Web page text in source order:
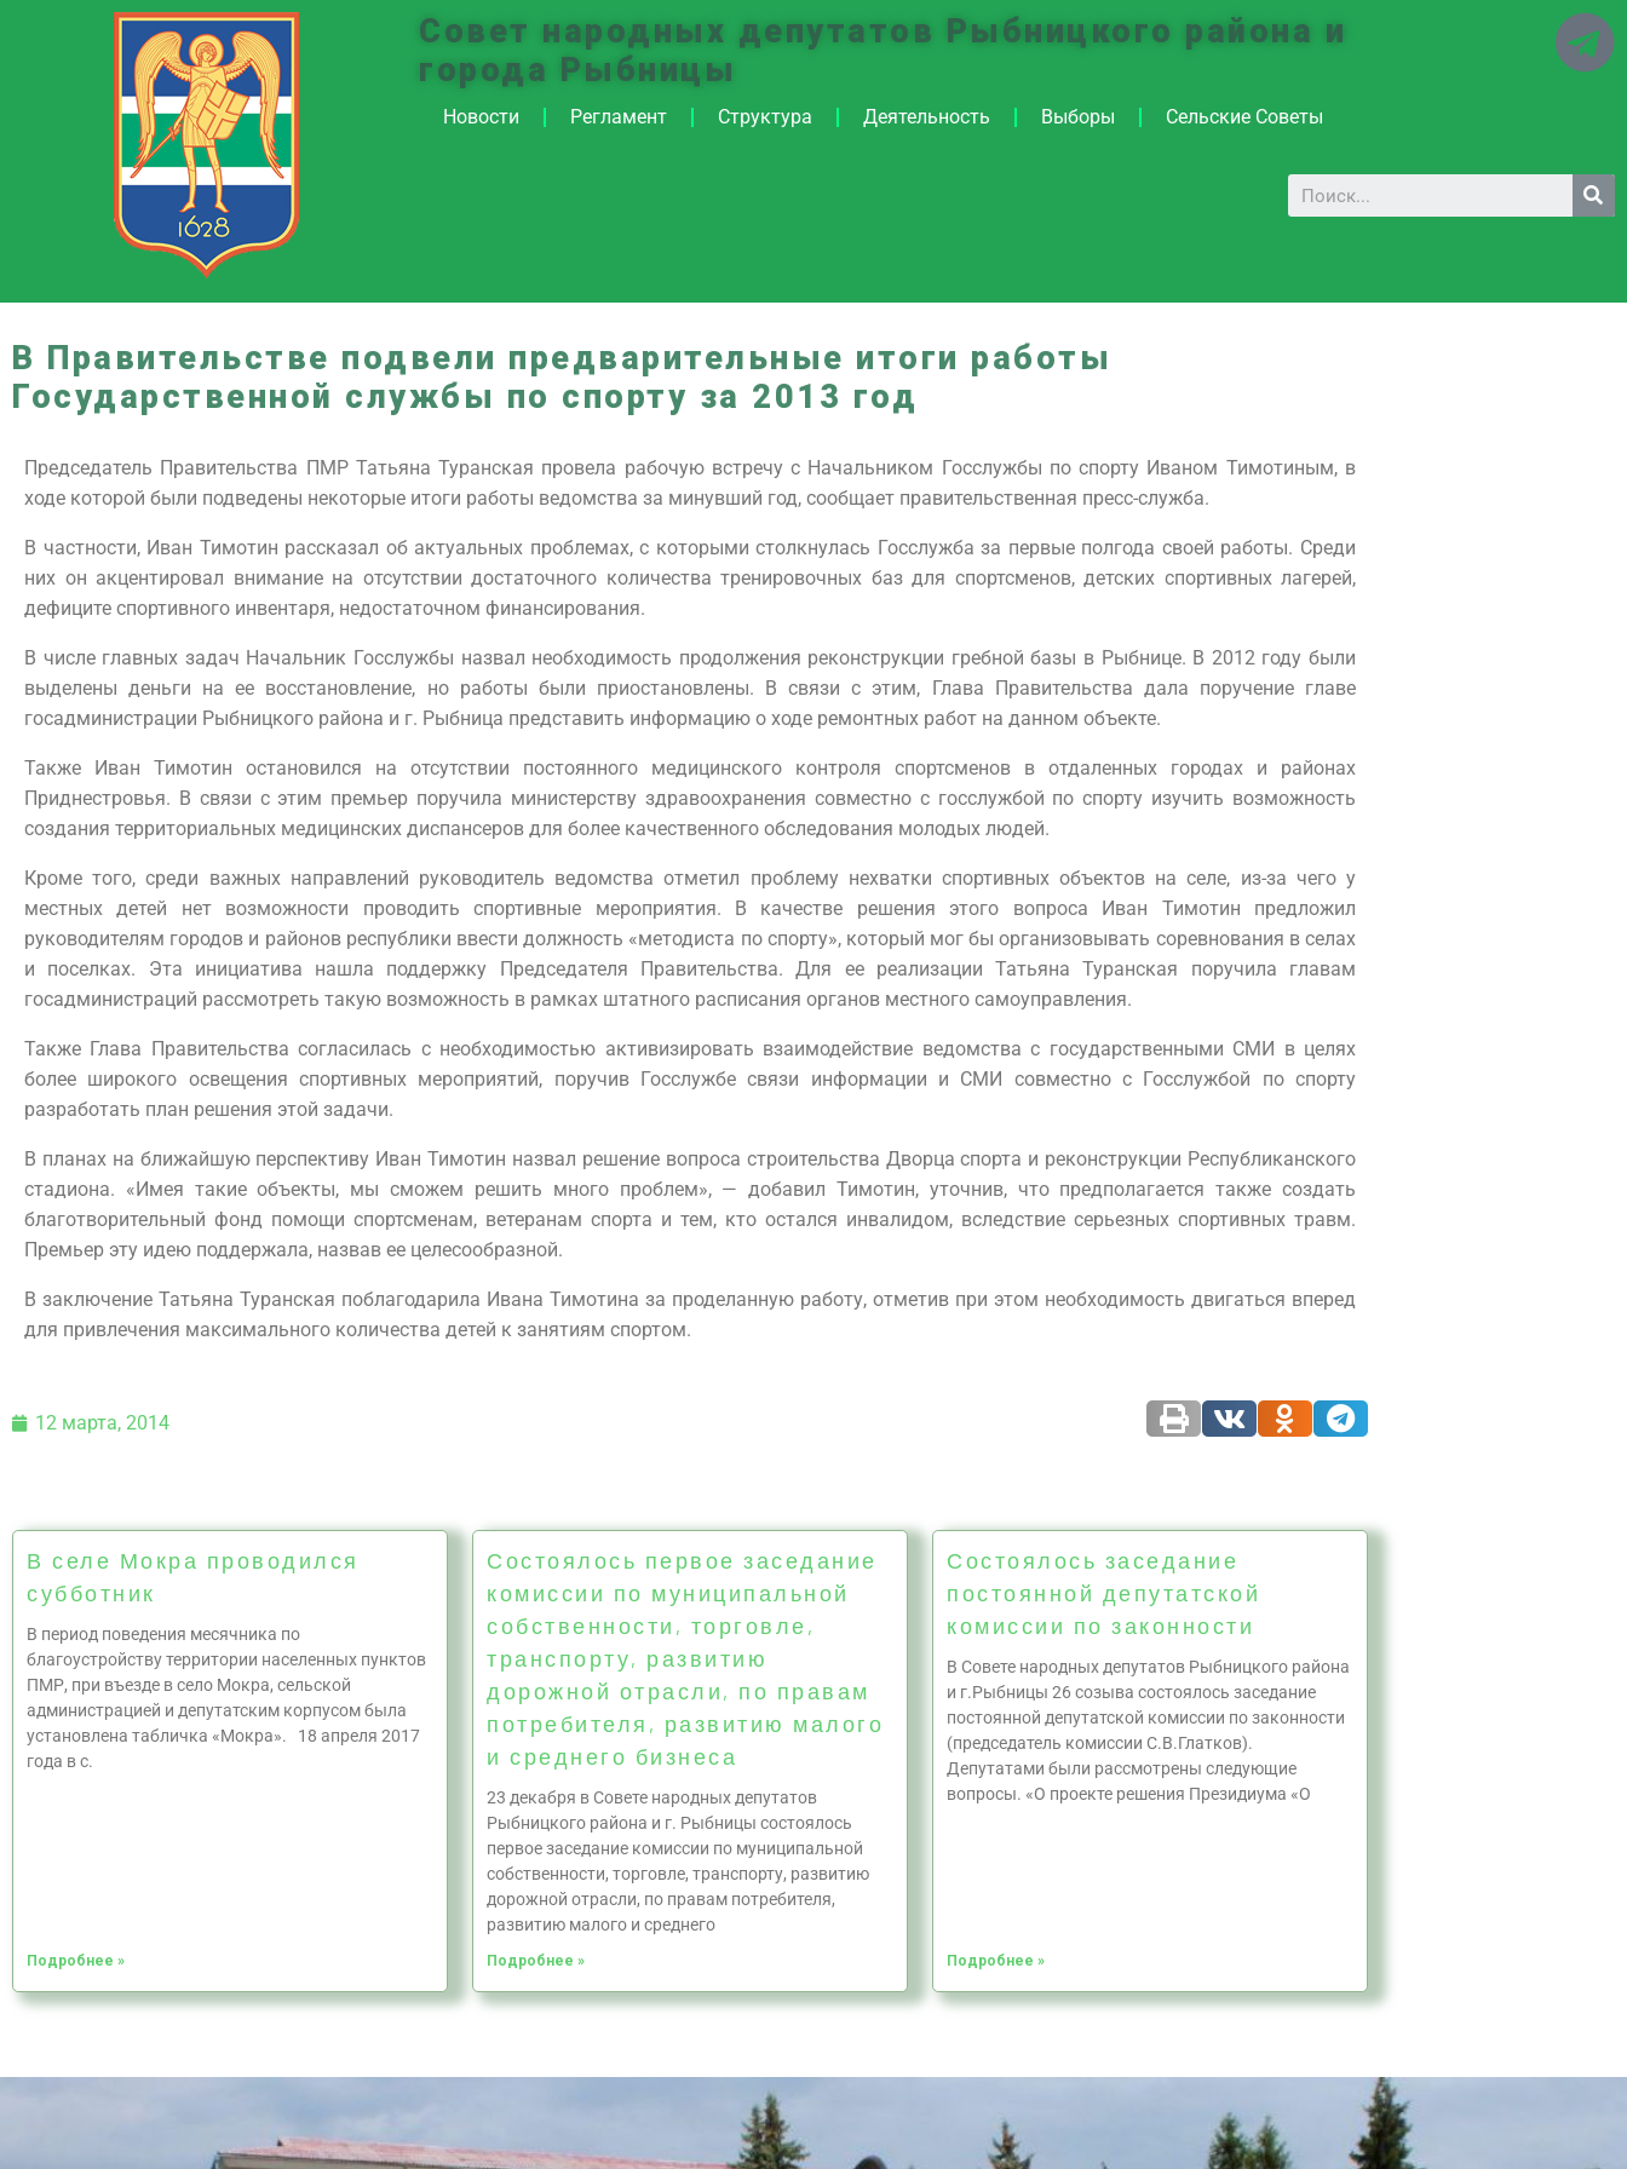
Совет народных депутатов Рыбницкого района и
города Рыбницы
Новости Регламент Структура Деятельность Выборы Сельские Советы
В Правительстве подвели предварительные итоги работы
Государственной службы по спорту за 2013 год
Председатель Правительства ПМР Татьяна Туранская провела рабочую встречу с Начальником Госслужбы по спорту Иваном Тимотиным, в
ходе которой были подведены некоторые итоги работы ведомства за минувший год, сообщает правительственная пресс-служба.
В частности, Иван Тимотин рассказал об актуальных проблемах, с которыми столкнулась Госслужба за первые полгода своей работы. Среди
них он акцентировал внимание на отсутствии достаточного количества тренировочных баз для спортсменов, детских спортивных лагерей,
дефиците спортивного инвентаря, недостаточном финансирования.
В числе главных задач Начальник Госслужбы назвал необходимость продолжения реконструкции гребной базы в Рыбнице. В 2012 году были
выделены деньги на ее восстановление, но работы были приостановлены. В связи с этим, Глава Правительства дала поручение главе
госадминистрации Рыбницкого района и г. Рыбница представить информацию о ходе ремонтных работ на данном объекте.
Также Иван Тимотин остановился на отсутствии постоянного медицинского контроля спортсменов в отдаленных городах и районах
Приднестровья. В связи с этим премьер поручила министерству здравоохранения совместно с госслужбой по спорту изучить возможность
создания территориальных медицинских диспансеров для более качественного обследования молодых людей.
Кроме того, среди важных направлений руководитель ведомства отметил проблему нехватки спортивных объектов на селе, из-за чего у
местных детей нет возможности проводить спортивные мероприятия. В качестве решения этого вопроса Иван Тимотин предложил
руководителям городов и районов республики ввести должность «методиста по спорту», который мог бы организовывать соревнования в селах
и поселках. Эта инициатива нашла поддержку Председателя Правительства. Для ее реализации Татьяна Туранская поручила главам
госадминистраций рассмотреть такую возможность в рамках штатного расписания органов местного самоуправления.
Также Глава Правительства согласилась с необходимостью активизировать взаимодействие ведомства с государственными СМИ в целях
более широкого освещения спортивных мероприятий, поручив Госслужбе связи информации и СМИ совместно с Госслужбой по спорту
разработать план решения этой задачи.
В планах на ближайшую перспективу Иван Тимотин назвал решение вопроса строительства Дворца спорта и реконструкции Республиканского
стадиона. «Имея такие объекты, мы сможем решить много проблем», — добавил Тимотин, уточнив, что предполагается также создать
благотворительный фонд помощи спортсменам, ветеранам спорта и тем, кто остался инвалидом, вследствие серьезных спортивных травм.
Премьер эту идею поддержала, назвав ее целесообразной.
В заключение Татьяна Туранская поблагодарила Ивана Тимотина за проделанную работу, отметив при этом необходимость двигаться вперед
для привлечения максимального количества детей к занятиям спортом.
12 марта, 2014
В селе Мокра проводился
субботник
В период поведения месячника по
благоустройству территории населенных пунктов
ПМР, при въезде в село Мокра, сельской
администрацией и депутатским корпусом была
установлена табличка «Мокра». 18 апреля 2017
года в с.
Подробнее »
Состоялось первое заседание
комиссии по муниципальной
собственности, торговле,
транспорту, развитию
дорожной отрасли, по правам
потребителя, развитию малого
и среднего бизнеса
23 декабря в Совете народных депутатов
Рыбницкого района и г. Рыбницы состоялось
первое заседание комиссии по муниципальной
собственности, торговле, транспорту, развитию
дорожной отрасли, по правам потребителя,
развитию малого и среднего
Подробнее »
Состоялось заседание
постоянной депутатской
комиссии по законности
В Совете народных депутатов Рыбницкого района
и г.Рыбницы 26 созыва состоялось заседание
постоянной депутатской комиссии по законности
(председатель комиссии С.В.Глатков).
Депутатами были рассмотрены следующие
вопросы. «О проекте решения Президиума «О
Подробнее »